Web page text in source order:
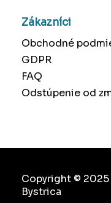
Zákazníci
Obchodné
GDPR
FAQ
Odstúpenie od
Copyright © 2025
Bystrica